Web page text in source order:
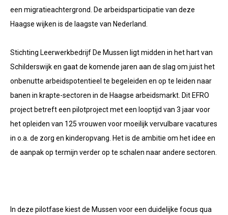
een migratieachtergrond. De arbeidsparticipatie van deze
Haagse wijken is de laagste van Nederland.
Stichting Leerwerkbedrijf De Mussen ligt midden in het hart van
Schilderswijk en gaat de komende jaren aan de slag om juist het
onbenutte arbeidspotentieel te begeleiden en op te leiden naar
banen in krapte-sectoren in de Haagse arbeidsmarkt. Dit EFRO
project betreft een pilotproject met een looptijd van 3 jaar voor
het opleiden van 125 vrouwen voor moeilijk vervulbare vacatures
in o.a. de zorg en kinderopvang. Het is de ambitie om het idee en
de aanpak op termijn verder op te schalen naar andere sectoren.
In deze pilotfase kiest de Mussen voor een duidelijke focus qua